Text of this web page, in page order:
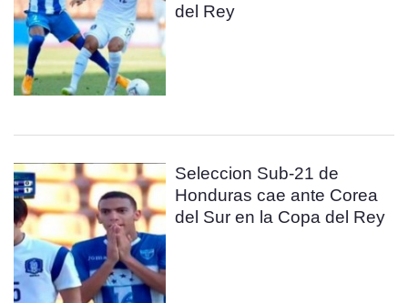
del Rey
Seleccion Sub-21 de
Honduras cae ante Corea
del Sur en la Copa del Rey